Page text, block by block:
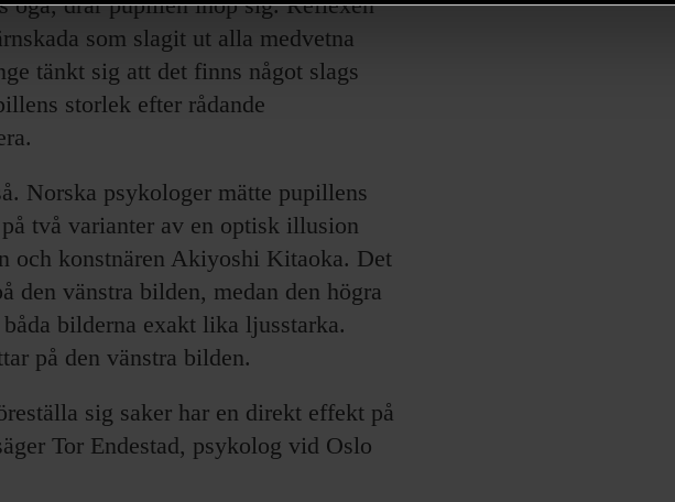
för att anpassa innehållet och annonserna till användarna, tillhandahålla
vår trafik. Vi vidarebefordrar även sådana identifierare och annan information från
annons- och analysföretag som vi samarbetar med. Dessa kan i sin tur kombinera
du har tillhandahållit eller som de har samlat in när du har använt deras tjänster.
som slagit ut alla medvetna
tänkt sig att det finns något slags
storlek efter rådande
Norska psykologer mätte pupillens
två varianter av en optisk illusion
och konstnären Akiyoshi Kitaoka. Det
den vänstra bilden, medan den högra
bilderna exakt lika ljusstarka.
på den vänstra bilden.
sig saker har en direkt effekt på
Tor Endestad, psykolog vid Oslo